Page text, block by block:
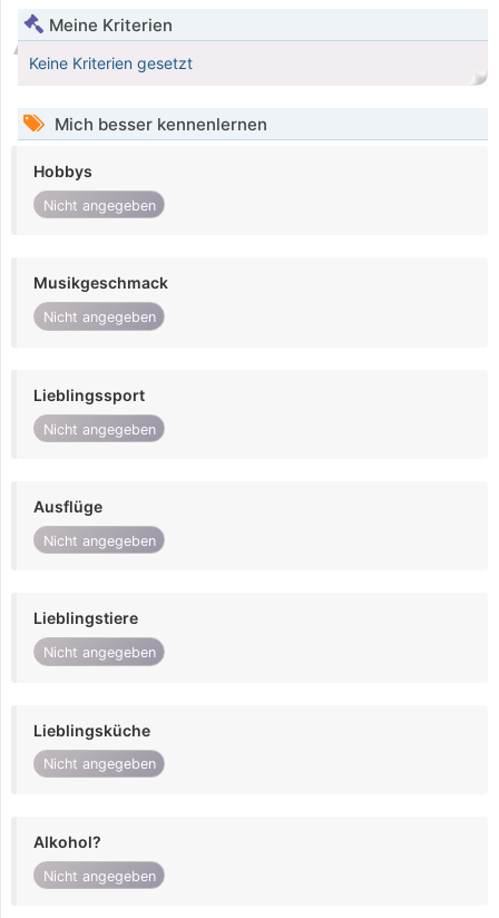
Meine Kriterien
Keine Kriterien gesetzt
Mich besser kennenlernen
Hobbys
Nicht angegeben
Musikgeschmack
Nicht angegeben
Lieblingssport
Nicht angegeben
Ausflüge
Nicht angegeben
Lieblingstiere
Nicht angegeben
Lieblingsküche
Nicht angegeben
Alkohol?
Nicht angegeben